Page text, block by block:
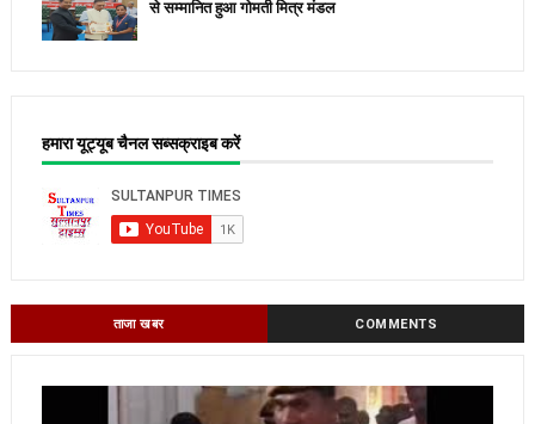
से सम्मानित हुआ गोमती मित्र मंडल
हमारा यूट्यूब चैनल सब्सक्राइब करें
ताजा खबर COMMENTS